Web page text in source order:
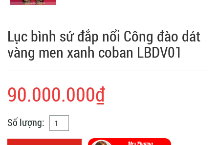
Lục bình sứ đắp nổi Công đào dát
vàng men xanh coban LBDV01
90.000.000₫
Số lượng: